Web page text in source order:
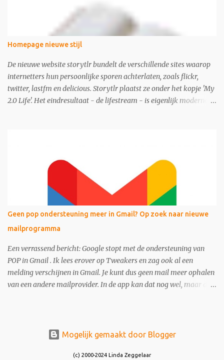
Homepage nieuwe stijl
De nieuwe website storytlr bundelt de verschillende sites waarop
internetters hun persoonlijke sporen achterlaten, zoals flickr,
twitter, lastfm en delicious. Storytlr plaatst ze onder het kopje 'My
2.0 Life'. Het eindresultaat - de lifestream - is eigenlijk moderne
Geen pop ondersteuning meer in Gmail? Op zoek naar nieuwe
mailprogramma
Een verrassend bericht: Google stopt met de ondersteuning van
POP in Gmail . Ik lees erover op Tweakers en zag ook al een
melding verschijnen in Gmail. Je kunt dus geen mail meer ophalen
van een andere mailprovider. In de app kan dat nog wel, maar dan
in de app? Maar hoe kom je aan een webview? Tips zijn welkom!
Mogelijk gemaakt door Blogger
(c) 2000-2024 Linda Zeggelaar